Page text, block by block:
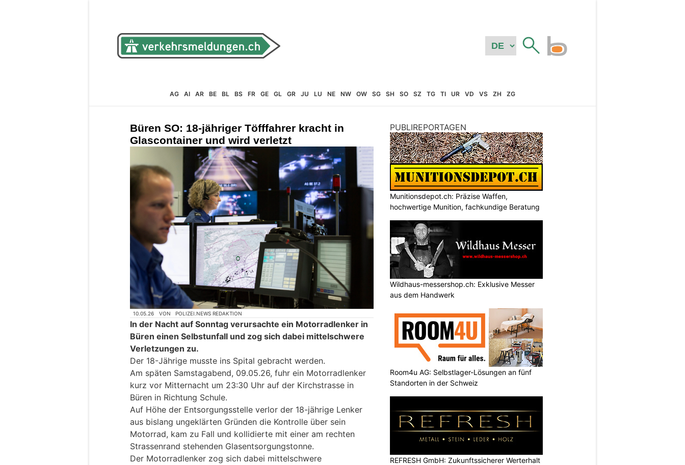
AG AI AR BE BL BS FR GE GL GR JU LU NE NW OW SG SH SO SZ TG TI UR VD VS ZH ZG
Büren SO: 18-jähriger Töfffahrer kracht in
Glascontainer und wird verletzt
10.05.26 VON POLIZEI.NEWS REDAKTION
In der Nacht auf Sonntag verursachte ein Motorradlenker in
Büren einen Selbstunfall und zog sich dabei mittelschwere
Verletzungen zu.
Der 18-Jährige musste ins Spital gebracht werden.
Am späten Samstagabend, 09.05.26, fuhr ein Motorradlenker
kurz vor Mitternacht um 23:30 Uhr auf der Kirchstrasse in
Büren in Richtung Schule.
Auf Höhe der Entsorgungsstelle verlor der 18-jährige Lenker
aus bislang ungeklärten Gründen die Kontrolle über sein
Motorrad, kam zu Fall und kollidierte mit einer am rechten
Strassenrand stehenden Glasentsorgungstonne.
Der Motorradlenker zog sich dabei mittelschwere
PUBLIREPORTAGEN
Munitionsdepot.ch: Präzise Waffen,
hochwertige Munition, fachkundige Beratung
Wildhaus-messershop.ch: Exklusive Messer
aus dem Handwerk
Room4u AG: Selbstlager-Lösungen an fünf
Standorten in der Schweiz
REFRESH GmbH: Zukunftssicherer Werterhalt